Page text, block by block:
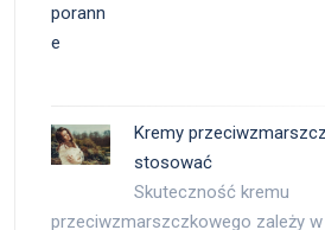
Kremy
stosować
Skuteczność kremu
przeciwzmarszczkowego zależy